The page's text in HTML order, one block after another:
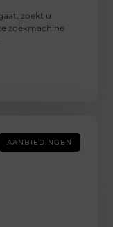
zoekt u
zoekmachine
AANBIEDINGEN